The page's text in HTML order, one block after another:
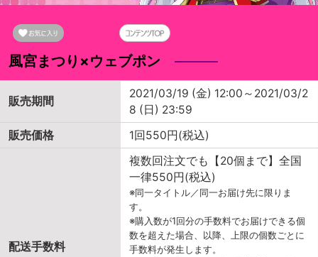
風宮まつり×ウェブポン
販売期間
2021/03/19 (金) 12:00～2021/03/2
8 (日) 23:59
販売価格
1回550円(税込)
配送手数料
複数回注文でも【20個まで】全国
一律550円(税込)
※同一タイトル／同一お届け先に限りま
す。
※購入数が1回分の手数料でお届けできる個
数を超えた場合、以降、上限の個数ごとに
手数料が発生します。